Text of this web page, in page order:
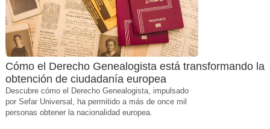
Cómo el Derecho Genealogista está transformando la
obtención de ciudadanía europea
Descubre cómo el Derecho Genealogista, impulsado
por Sefar Universal, ha permitido a más de once mil
personas obtener la nacionalidad europea.